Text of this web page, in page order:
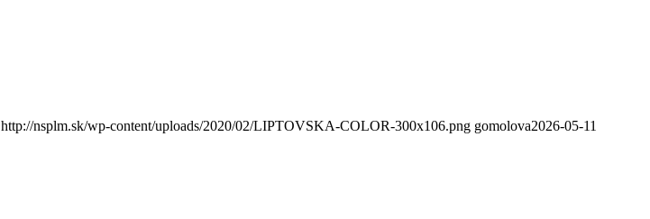
http://nsplm.sk/wp-content/uploads/2020/02/LIPTOVSKA-COLOR-300x106.png gomolova2026-05-11